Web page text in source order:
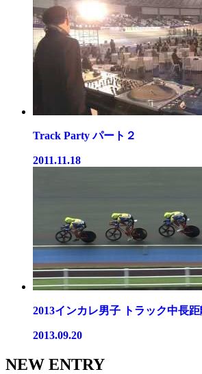
Track Party パート２
2011.11.18
2013インカレ男子 トラック中長距
2013.09.20
NEW ENTRY